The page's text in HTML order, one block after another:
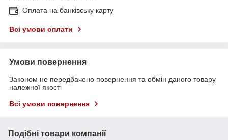
Оплата на банківську карту
Всі умови оплати
Умови повернення
Законом не передбачено повернення та обмін даного товару
належної якості
Всі умови повернення
Подібні товари компанії